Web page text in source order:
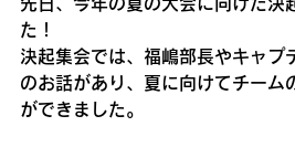
た！
決起集会では、福嶋部長やキャプ
のお話があり、夏に向けてチーム
ができました。